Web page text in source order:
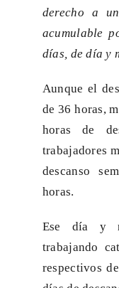
derecho a
acumulable
días, de día y
Aunque el
de 36 horas,
horas de
trabajadores
descanso
horas.
Ese día y
trabajando
respectivos